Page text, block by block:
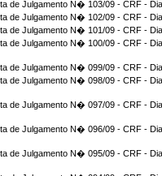
de Julgamento N� 103/09 - CRF -
de Julgamento N� 102/09 - CRF -
de Julgamento N� 101/09 - CRF -
de Julgamento N� 100/09 - CRF -
de Julgamento N� 099/09 - CRF -
de Julgamento N� 098/09 - CRF -
de Julgamento N� 097/09 - CRF -
de Julgamento N� 096/09 - CRF -
de Julgamento N� 095/09 - CRF -